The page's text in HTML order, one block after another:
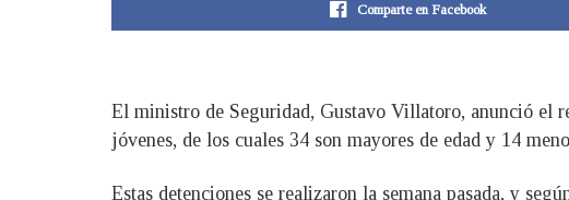
Comparte en Facebook
El ministro de Seguridad, Gustavo Villatoro, anunció el
jóvenes, de los cuales 34 son mayores de edad y 14
Estas detenciones se realizaron la semana pasada, y